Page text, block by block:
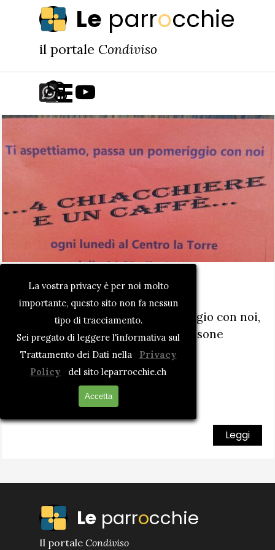
La vostra privacy è per noi molto
importante, questo sito non fa nessun
tipo di tracciamento.
Sei pregato di leggere l'informativa sul
Trattamento dei Dati nella Privacy
Policy
del sito leparrocchie.ch
Accetta
Vai ai contenuti Le parrocchie
il portale Condiviso
Salta menù
4 chiacchere e un caffè
Per tutti la parrocchia
Ti aspettiamo, passa un pomeriggio con noi,
ogni lunedì al Centro la Torre Losone
dalle 14:00 alle 16:00
Leggi
Le parrocchie
Il portale Condiviso